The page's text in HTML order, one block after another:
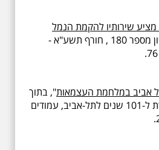
מציע שירותיו להקמת הנמל
, האומה גליון מספר 180 , חורף תשע"א -
אביב במלחמת העצמאות", בתוך
"אריאל – חוברת מיוחדת ל-101 שנים לתל-אביב, עמודים